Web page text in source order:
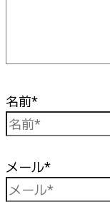
名前*
メール*